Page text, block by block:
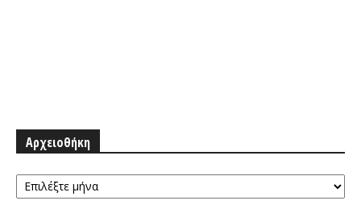
Αρχειοθήκη
Αρχειοθήκη